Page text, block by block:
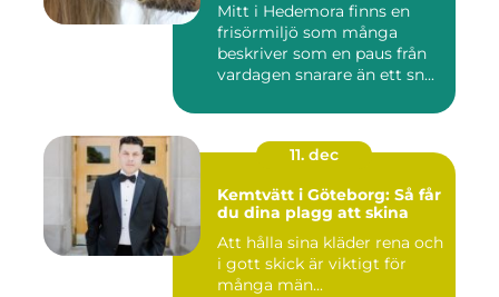
Mitt i Hedemora finns en
frisörmiljö som många
beskriver som en paus från
vardagen snarare än ett sn...
11. dec
Kemtvätt i Göteborg: Så får
du dina plagg att skina
Att hålla sina kläder rena och
i gott skick är viktigt för
många män...